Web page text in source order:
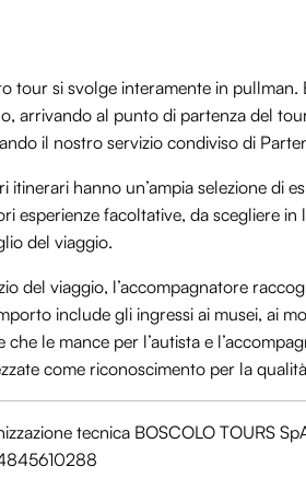
tour si svolge interamente in
arrivando al punto di partenza del
il nostro servizio condiviso di
itinerari hanno un’ampia selezione di
esperienze facoltative, da scegliere
del viaggio.
del viaggio, l’accompagnatore
include gli ingressi ai musei, ai
che le mance per l’autista e
come riconoscimento per la
tecnica BOSCOLO TOURS